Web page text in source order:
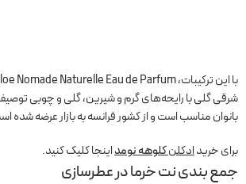
شرقی گلی با رایحه‌های گرم و شیرین، گلی و چوبی
بانوان مناسب است و از کشور فرانسه به بازار عرضه شده
برای خریدادکلنکلوهه نومداینجا کلیک کنید.
جمع بندی نت خرما در عطرسازی